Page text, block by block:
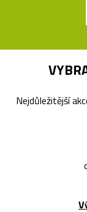
Nejdůležitější